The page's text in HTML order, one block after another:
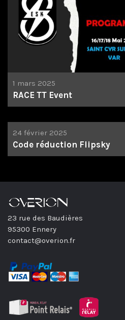
1 mars 2025
RACE TT Event
24 février 2025
Code réduction Flipsky
23 rue des Baudières
95300 Ennery
contact@overion.fr